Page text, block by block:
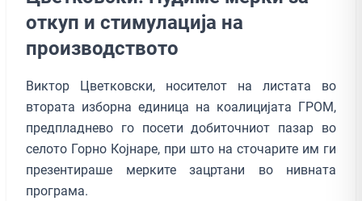
откуп и стимулација на
производството
Виктор Цветковски, носителот на листата во
втората изборна единица на коалицијата ГРОМ,
предпладнево го посети добиточниот пазар во
селото Горно Којнаре, при што на сточарите им ги
презентираше мерките зацртани во нивната
програма.